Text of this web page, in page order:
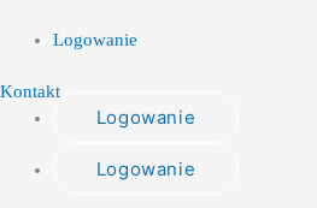
Logowanie
Kontakt
Logowanie
Logowanie